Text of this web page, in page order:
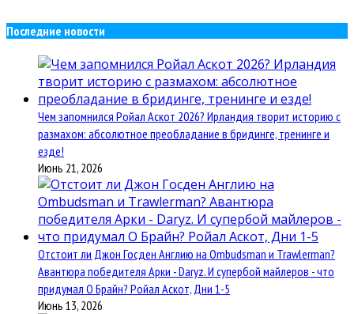
Последние новости
Чем запомнился Ройал Аскот 2026? Ирландия творит историю с
размахом: абсолютное преобладание в бридинге, тренинге и
езде!
Июнь 21, 2026
Отстоит ли Джон Госден Англию на Ombudsman и Trawlerman?
Авантюра победителя Арки - Daryz. И супербой майлеров - что
придумал О Брайн? Ройал Аскот, Дни 1-5
Июнь 13, 2026